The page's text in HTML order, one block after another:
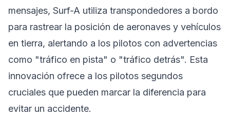
mensajes, Surf-A utiliza transpondedores a bordo
para rastrear la posición de aeronaves y vehículos
en tierra, alertando a los pilotos con advertencias
como "tráfico en pista" o "tráfico detrás". Esta
innovación ofrece a los pilotos segundos
cruciales que pueden marcar la diferencia para
evitar un accidente.